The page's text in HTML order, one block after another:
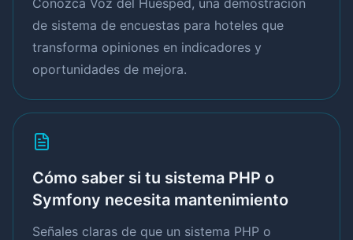
Conozca Voz del Huésped, una demostración
de sistema de encuestas para hoteles que
transforma opiniones en indicadores y
oportunidades de mejora.
Cómo saber si tu sistema PHP o
Symfony necesita mantenimiento
Señales claras de que un sistema PHP o